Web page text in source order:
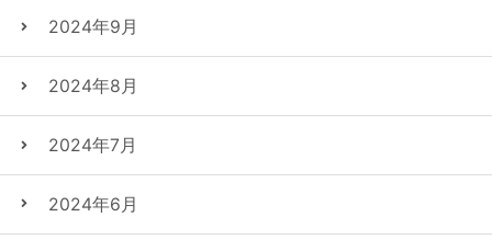
2024年9月
2024年8月
2024年7月
2024年6月